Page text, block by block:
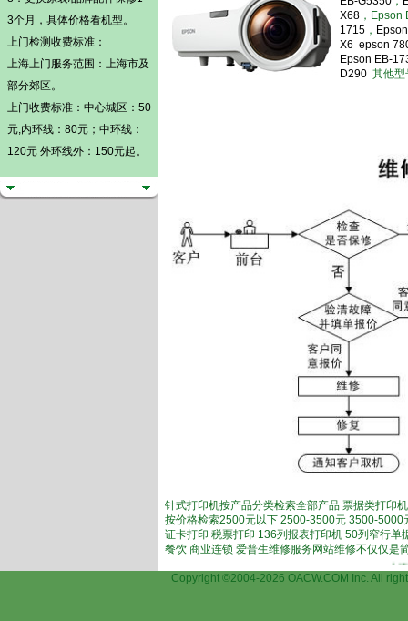
3个月，具体价格看机型。
上门检测收费标准：
上海上门服务范围：上海市及
部分郊区。
上门收费标准：中心城区：50
元;内环线：80元；中环线：
120元 外环线外：150元起。
X68 ，Epson
1715 ，
X6 epson
Epson EB-
D290 其他
针式打印机按产品分类检索全部产品 票据类打印
按价格检索2500元以下 2500-3500元 3500-
证卡打印 税票打印 136列报表打印机 50列窄行单
餐饮 商业连锁 爱普生维修服务网站维修不仅仅是
上海爱普
Copyright ©2004-2026 OACW.COM Inc. All